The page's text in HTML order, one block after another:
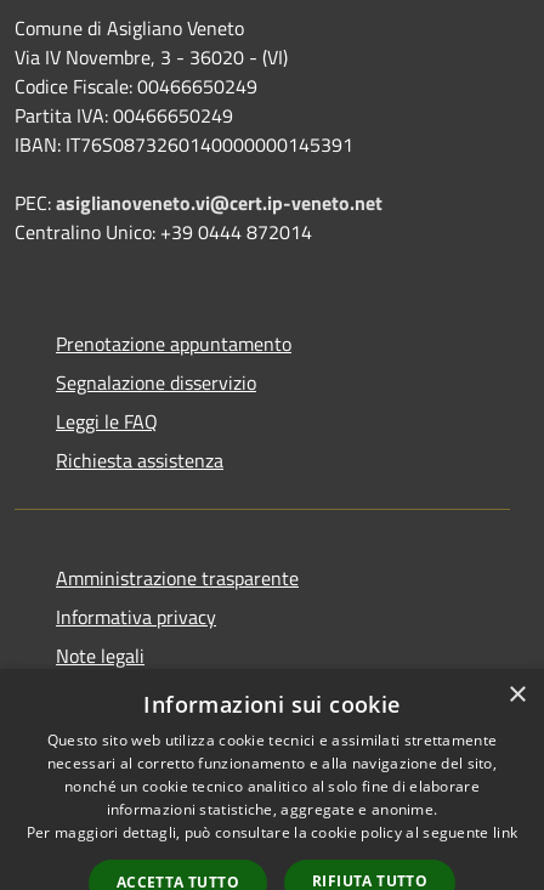
Comune di Asigliano Veneto
Via IV Novembre, 3 - 36020 - (VI)
Codice Fiscale: 00466650249
Partita IVA: 00466650249
IBAN: IT76S0873260140000000145391
PEC:asiglianoveneto.vi@cert.ip-veneto.net
Centralino Unico: +39 0444 872014
Prenotazione appuntamento
Segnalazione disservizio
Leggi le FAQ
Richiesta assistenza
Amministrazione trasparente
Informativa privacy
Note legali
Dichiarazione di accessibilità
Accessibilità
Copyright © 2026 • Comune di
Asigliano Veneto • Powered by
Municipium• Accesso
×
Informazioni sui cookie
Questo sito web utilizza cookie tecnici e assimilati strettamente
necessari al corretto funzionamento e alla navigazione del sito,
nonché un cookie tecnico analitico al solo fine di elaborare
informazioni statistiche, aggregate e anonime.
Per maggiori dettagli, può consultare la cookie policy al seguente link
ACCETTA TUTTO RIFIUTA TUTTO